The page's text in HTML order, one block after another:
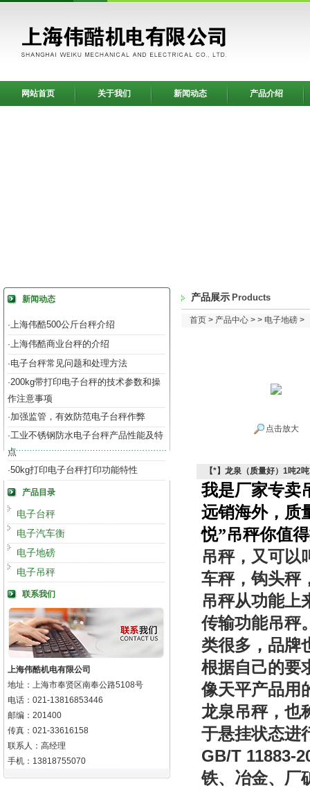
网站首页 关于我们 新闻动态 产品介绍
新闻动态
·上海伟酷500公斤台秤介绍
·上海伟酷商业台秤的介绍
·电子台秤常见问题和处理方法
·200kg带打印电子台秤的技术参数和操
作注意事项
·加强监管，有效防范电子台秤作弊
·工业不锈钢防水电子台秤产品性能及特
点
·50kg打印电子台秤打印功能特性
产品目录
电子台秤
电子汽车衡
电子地磅
电子吊秤
联系我们
上海伟酷机电有限公司
地址：上海市奉贤区南奉公路5108号
电话：021-13816853446
邮编：201400
传真：021-33616158
联系人：高经理
手机：13818755070
产品展示 Products
首页 > 产品中心 > > 电子地磅 >
点击放大
【*】龙泉（质量好）1吨2
我是厂家专卖
远销海外，质
悦”吊秤你值
吊秤，又可以
车秤，钩头秤
吊秤从功能上
传输功能吊秤
类很多，品牌
根据自己的要
像天平产品用
龙泉吊秤，也
于悬挂状态进
GB/T 11883-
铁、冶金、厂